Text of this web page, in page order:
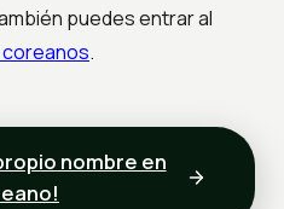
puedes entrar al
.
nombre en